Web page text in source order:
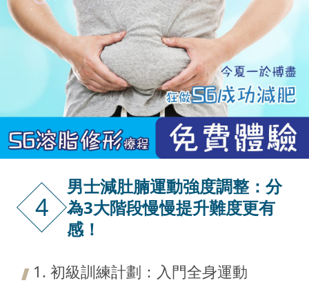
4
男士減肚腩運動強度調整：分
為3大階段慢慢提升難度更有
感！
1. 初級訓練計劃：入門全身運動